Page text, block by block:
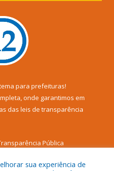
para prefeituras!
onde garantimos em
das leis de transparência
Pública
sua experiência de